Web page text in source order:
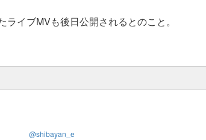
イブMVも後日公開されるとのこと。
@shibayan_e